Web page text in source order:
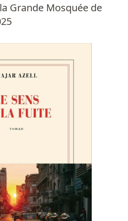
Grande Mosquée de